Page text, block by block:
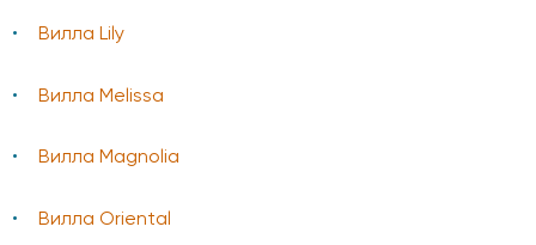
Вилла Lily
Вилла Melissa
Вилла Magnolia
Вилла Oriental